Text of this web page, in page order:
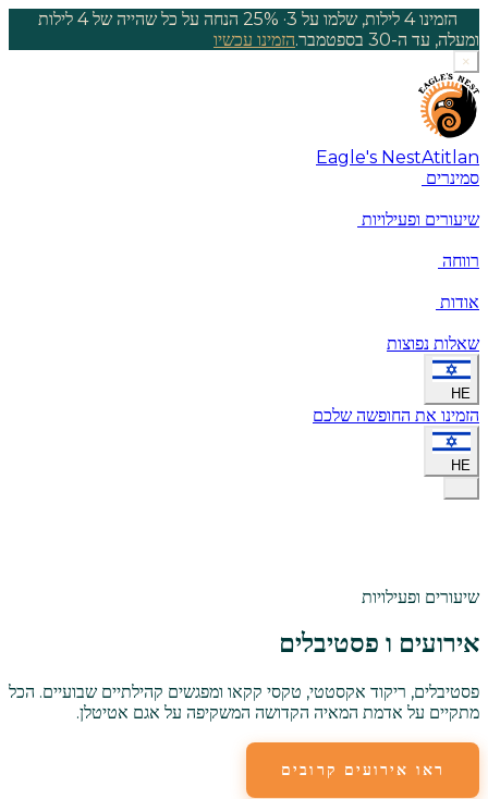
הזמינו 4 לילות, שלמו על 3 ·
25% הנחה על כל שהייה של 4 לילות
ומעלה, עד ה-30 בספטמבר.
הזמינו עכשיו
×
Eagle's NestAtitlan
סמינרים
שיעורים ופעילויות
רווחה
אודות
שאלות נפוצות
HE
הזמינו את החופשה שלכם
HE
שיעורים ופעילויות
אירועים ו פסטיבלים
פסטיבלים, ריקוד אקסטטי, טקסי קקאו ומפגשים קהילתיים שבועיים. הכל
מתקיים על אדמת המאיה הקדושה המשקיפה על אגם אטיטלן.
ראו אירועים קרובים